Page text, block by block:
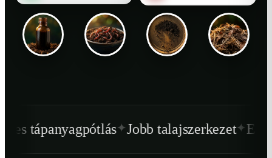
✦Jobb talajszerkezet✦Egészségesebb